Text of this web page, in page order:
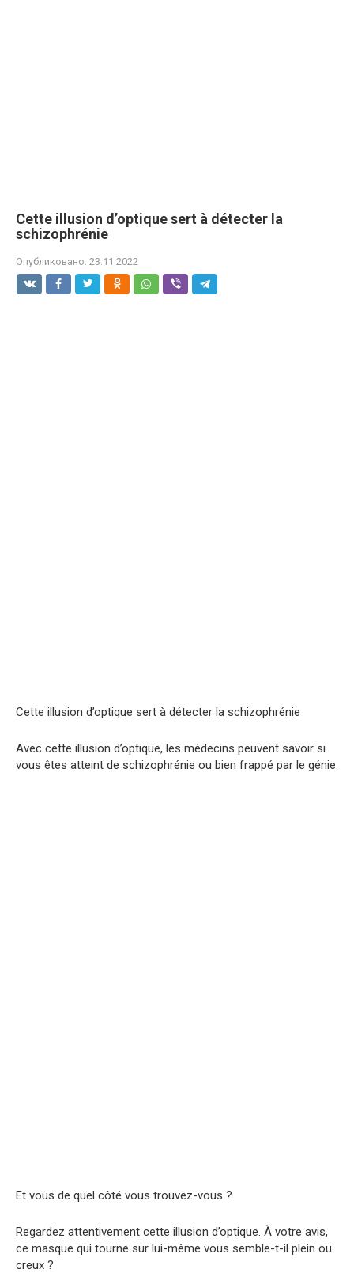
Cette illusion d’optique sert à détecter la
schizophréniе
Опубликовано: 23.11.2022
Cette illusion d’optique sert à détecter la schizophréniе
Avec cette illusion d’optique, les médecins peuvent savoir si
vous êtes atteint de schizophrénie ou bien frappé par le génie.
Et vous de quel côté vous trouvez-vous ?
Regardez attentivement cette illusion d’optique. À votre avis,
ce masque qui tourne sur lui-même vous semble-t-il plein ou
creux ?